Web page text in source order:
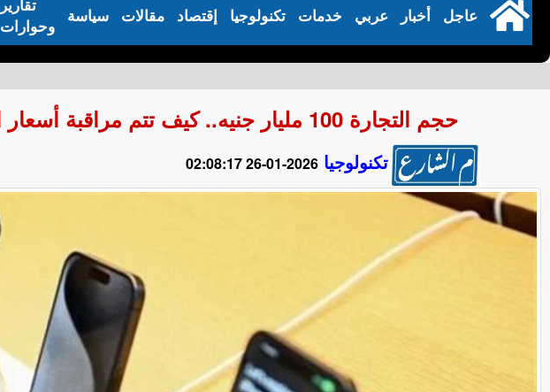
تقارير
وحوارات
سياسة مقالات إقتصاد تكنولوجيا خدمات عربي أخبار عاجل
حجم التجارة 100 مليار جنيه.. كيف تتم مراقبة أسعار الهواتف المحمولة في مصر؟
تكنولوجيا 2026-01-26 02:08:17